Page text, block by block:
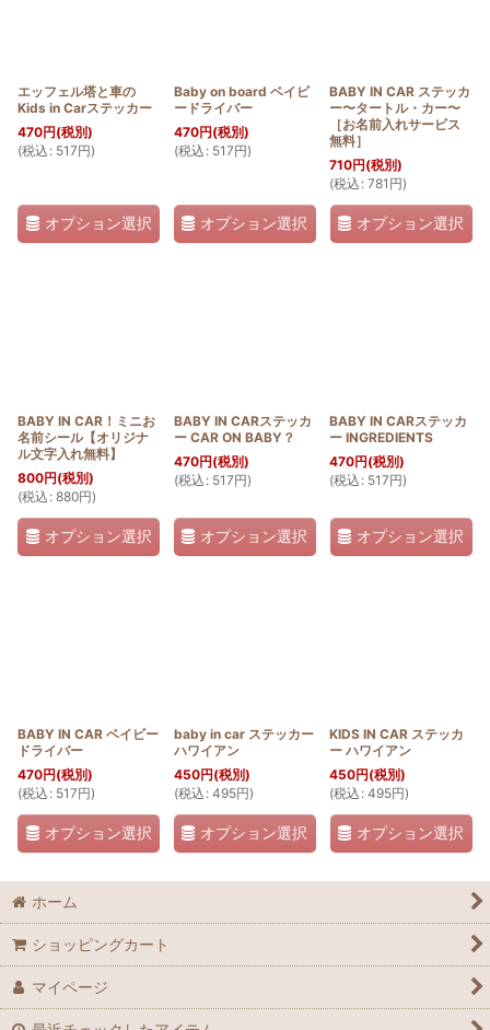
エッフェル塔と車の
Kids in Carステッカー
470円(税別)
(税込 : 517円)
オプション選択
Baby on board ベイビ
ードライバー
470円(税別)
(税込 : 517円)
オプション選択
BABY IN CAR ステッカ
ー〜タートル・カー〜
［お名前入れサービス
無料］
710円(税別)
(税込 : 781 円)
オプション選択
BABY IN CAR！ミニお
名前シール【オリジナ
ル文字入れ無料】
800円(税別)
(税込 : 880円)
オプション選択
BABY IN CARステッカ
ー CAR ON BABY？
470円(税別)
(税込 : 517円)
オプション選択
BABY IN CARステッカ
ー INGREDIENTS
470円(税別)
(税込 : 517円)
オプション選択
BABY IN CAR ベイビー
ドライバー
470円(税別)
(税込 : 517円)
オプション選択
baby in car ステッカー
ハワイアン
450円(税別)
(税込 : 495円)
オプション選択
KIDS IN CAR ステッカ
ー ハワイアン
450円(税別)
(税込 : 495円)
オプション選択
ホーム
ショッピングカート
マイページ